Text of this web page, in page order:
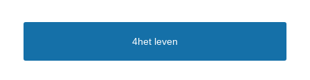
4het leven